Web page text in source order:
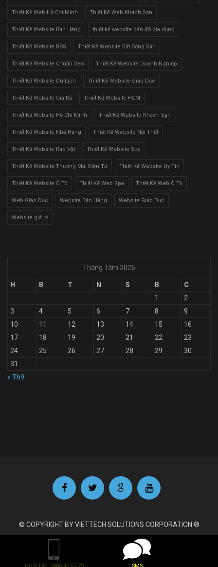
Thiết Kế Web Hồ Chí Minh Thiết Kế Web Khách Sạn
Thiết Kế Website Bán Hàng thiết kế website bán đồ gia dụng
Thiết Kế Website BĐS Thiết Kế Website Bất Động Sản
Thiết Kế Website Chuẩn Seo Thiết Kế Website Doanh Nghiệp
Thiết Kế Website Du Lịch Thiết Kế Website Giáo Dục
Thiết Kế Website Giá Rẻ Thiết Kế Website HCM
Thiết Kế Website Hồ Chí Minh Thiết Kế Website Khách Sạn
Thiết Kế Website Nhà Hàng Thiết Kế Website Nội Thất
Thiết Kế Website Rao Vặt Thiết Kế Website Spa
Thiết Kế Website Thương Mại Điện Tử Thiết Kế Website Uy Tín
Thiết Kế Website Ô Tô Thiết Kế Web Spa Thiết Kế Web Ô Tô
Web Giáo Dục Website Bán Hàng Website Giáo Dục
Website giá rẻ
Tháng Tám 2026
H B T N S B
C
1
2
3
4 5 6 7 8
9
10
11 12 13 14 15
16
17
18 19 20 21 22
23
24
25 26 27 28 29
30
31
« Th9
© COPYRIGHT BY VIETTECH SOLUTIONS CORPORATION ®